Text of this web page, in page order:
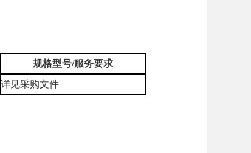
规格型号/服务要求
详见采购文件